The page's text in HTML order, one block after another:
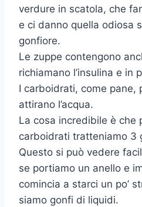
verdure in scatola, che
e ci danno quella odiosa
gonfiore.
Le zuppe contengono
richiamano l’insulina e in
I carboidrati, come pane,
attirano l’acqua.
La cosa incredibile è che
carboidrati tratteniamo 3
Questo si può vedere
se portiamo un anello e
comincia a starci un po’
siamo gonfi di liquidi.